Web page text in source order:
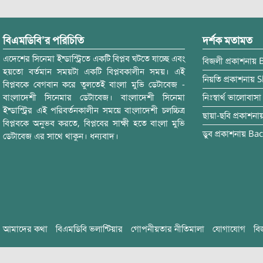
বিএমডিবি’র পরিচিতি
এদেশের সিনেমা ইন্ডাস্ট্রিতে একটি বিপ্লব ঘটতে যাচ্ছে এবং
হয়তো বর্তমান সময়টা একটি বিপ্লবকালীন সময়। এই
বিপ্লবকে বেগবান করে তুলতেই বাংলা মুভি ডেটাবেজ -
বাংলাদেশী সিনেমার ডেটাবেজ। বাংলাদেশী সিনেমা
ইন্ডাস্ট্রির এই পরিবর্তনকালীন সময়ে বাংলাদেশী চলচ্চিত্র
বিপ্লবকে অনুভব করতে, বিপ্লবের সাক্ষী হতে বাংলা মুভি
ডেটাবেজ এর সাথে থাকুন। ধন্যবাদ।
দর্শক মতামত
বিজলী প্রকাশনায়
নিয়তি প্রকাশনায়
নিঃস্বার্থ ভালোবাসা
ছায়া-ছবি
ডুব প্রকাশনায়
আমাদের কথা বিএমডিবি ভলান্টিয়ার গোপনীয়তার নীতিমালা যোগাযোগ